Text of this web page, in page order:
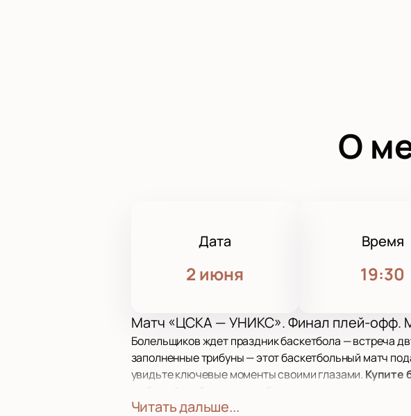
О
Дата
2 июня
Время
19:30
Матч «ЦСКА — УНИКС». Финал плей-офф.
Болельщиков ждет праздник баскетбола — встреча
заполненные трибуны — этот баскетбольный матч
увидьте ключевые моменты своими глазами. Купите
Читать дальше...